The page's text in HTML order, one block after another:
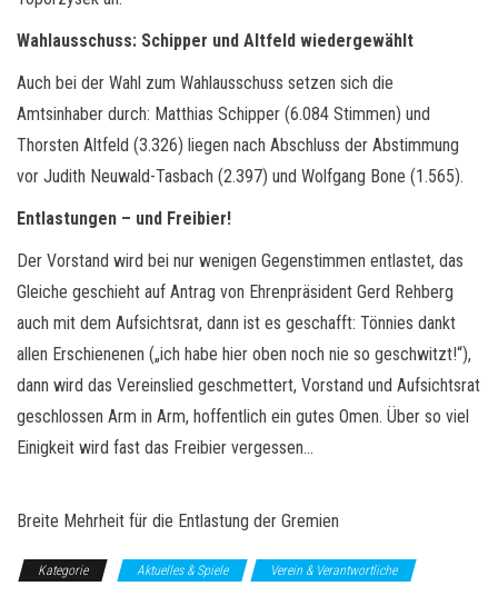
Wahlausschuss: Schipper und Altfeld wiedergewählt
Auch bei der Wahl zum Wahlausschuss setzen sich die
Amtsinhaber durch: Matthias Schipper (6.084 Stimmen) und
Thorsten Altfeld (3.326) liegen nach Abschluss der Abstimmung
vor Judith Neuwald-Tasbach (2.397) und Wolfgang Bone (1.565).
Entlastungen – und Freibier!
Der Vorstand wird bei nur wenigen Gegenstimmen entlastet, das
Gleiche geschieht auf Antrag von Ehrenpräsident Gerd Rehberg
auch mit dem Aufsichtsrat, dann ist es geschafft: Tönnies dankt
allen Erschienenen („ich habe hier oben noch nie so geschwitzt!“),
dann wird das Vereinslied geschmettert, Vorstand und Aufsichtsrat
geschlossen Arm in Arm, hoffentlich ein gutes Omen. Über so viel
Einigkeit wird fast das Freibier vergessen…
Breite Mehrheit für die Entlastung der Gremien
Kategorie Aktuelles & Spiele Verein & Verantwortliche